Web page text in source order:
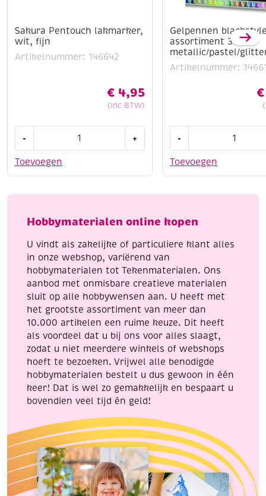
Sakura Pentouch lakmarker,
wit, fijn
Artikelnummer: 146642
€ 4,95
(Inc BTW)
Toevoegen
-
lakmarker,
aantal
+
Gelpennen
assortiment 30 st
metallic/pastel/
Artikelnummer:
€
Toevoegen
-
assortiment
metallic/pastel/
Hobbymaterialen online kopen
U vindt als zakelijke of particuliere klant alles
in onze webshop, variërend van
hobbymaterialen tot Tekenmaterialen. Ons
aanbod met onmisbare creatieve materialen
sluit op alle hobbywensen aan. U heeft met
het grootste assortiment van meer dan
10.000 artikelen een ruime keuze. Dit heeft
als voordeel dat u bij ons voor alles slaagt,
zodat u niet meerdere winkels of webshops
hoeft te bezoeken. Vrijwel alle benodigde
hobbymaterialen bestelt u dus gewoon in één
keer! Dat is wel zo gemakkelijk en bespaart u
bovendien veel tijd én geld!